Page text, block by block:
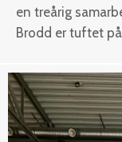
en treårig
Brodd er tuftet